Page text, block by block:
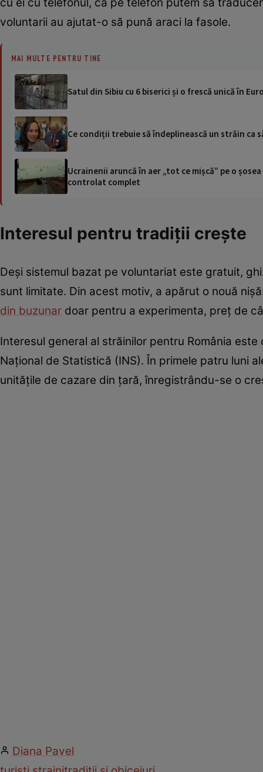
voluntarii au ajutat-o să pună araci la fasole.
MAI MULTE PENTRU TINE
Satul din Sibiu cu 6 biserici și o frescă unică în
Ce condiții trebuie să îndeplinească un străin ca
Ucrainenii aruncă în aer „tot ce mișcă” pe o
controlat complet
Interesul pentru tradiții crește
Deși sistemul bazat pe voluntariat este gratuit,
sunt limitate. Din acest motiv, a apărut o nouă
din buzunar doar pentru a experimenta, preț de
Interesul general al străinilor pentru România
Național de Statistică (INS). În primele patru luni
unitățile de cazare din țară, înregistrându-se o
Diana Pavel